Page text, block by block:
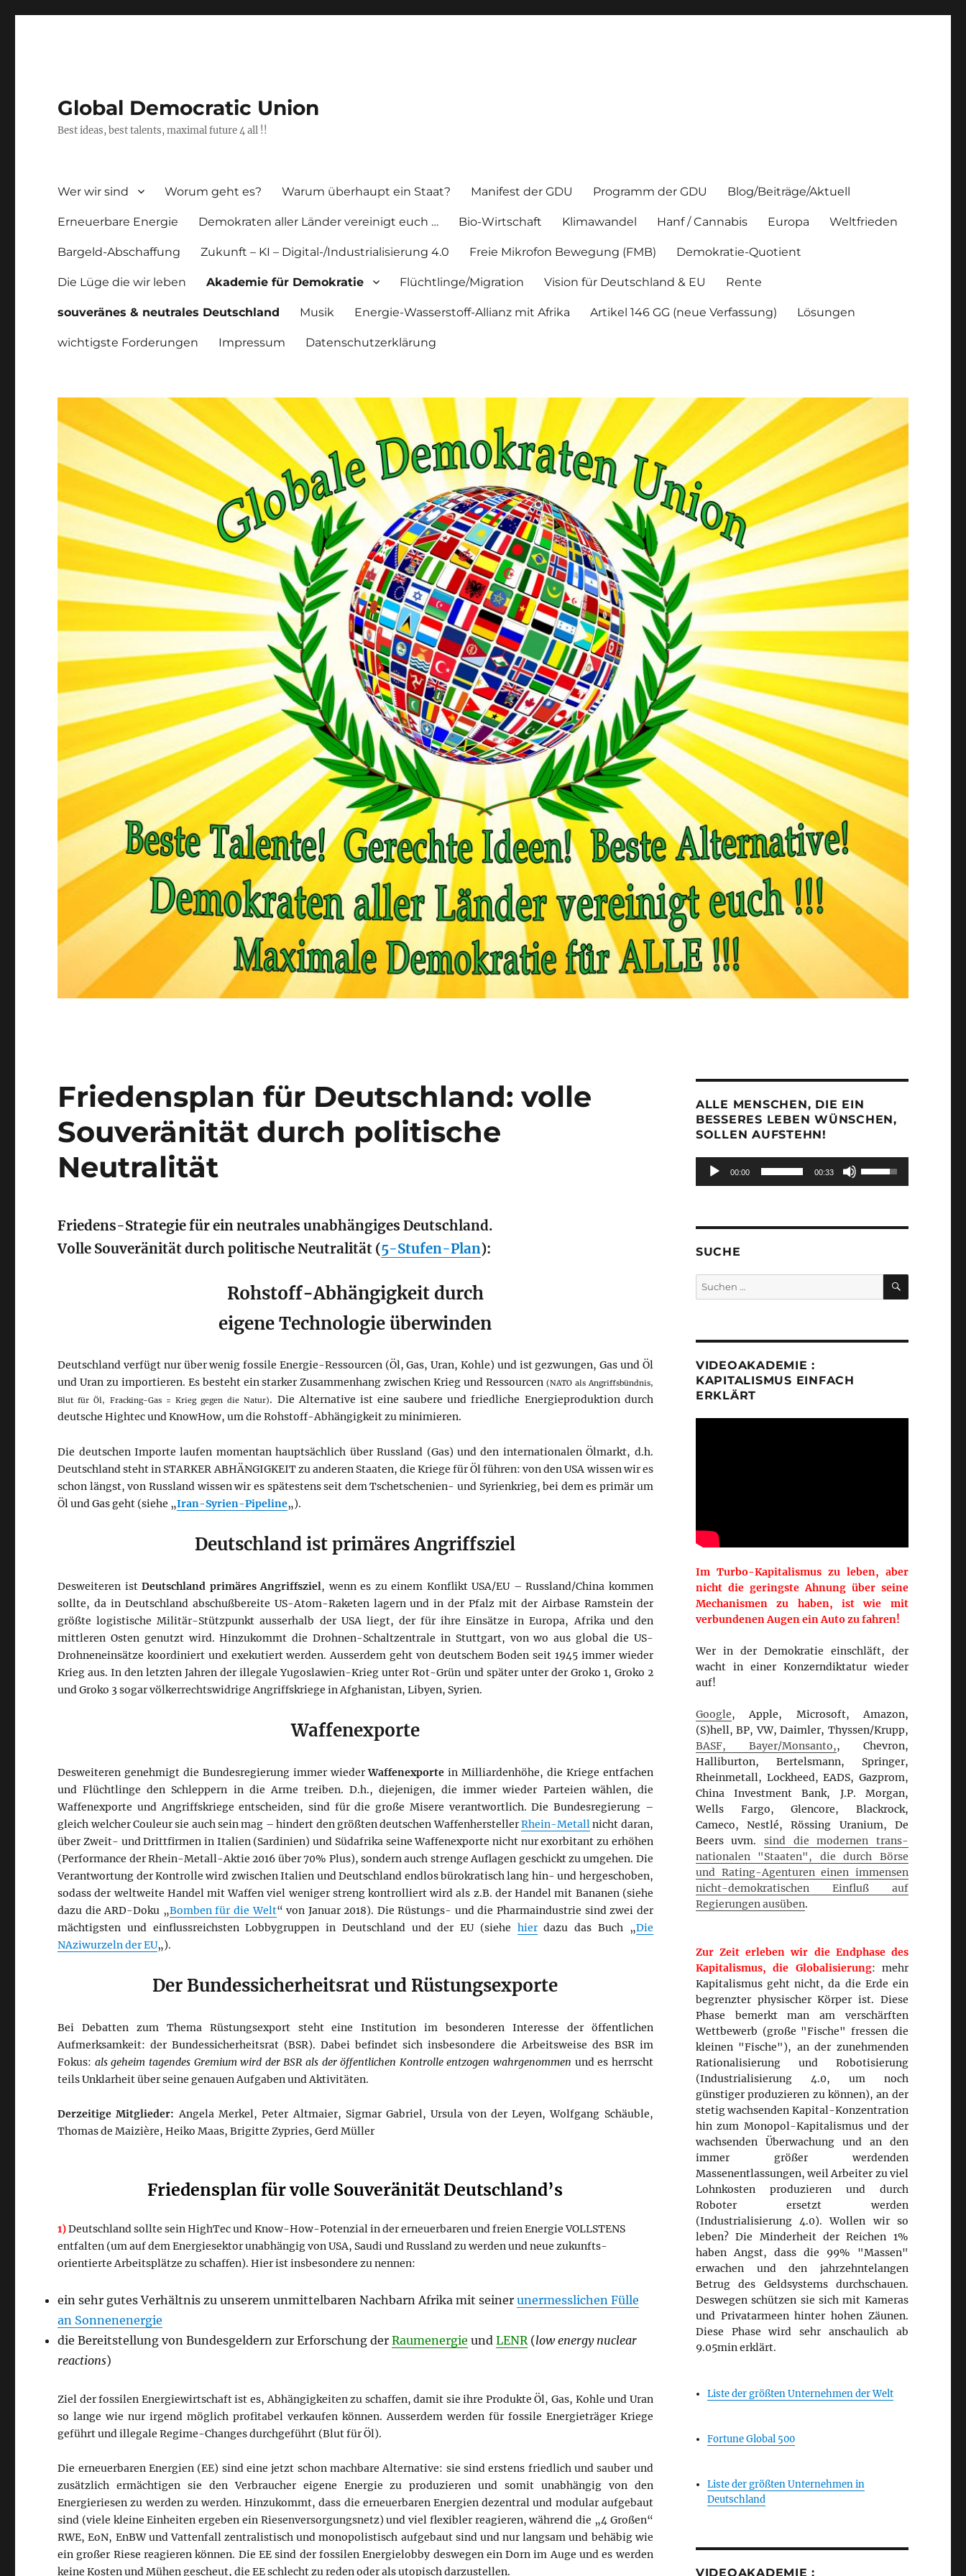
Global Democratic Union
Best ideas, best talents, maximal future 4 all !!
Wer wir sind Worum geht es? Warum überhaupt ein Staat? Manifest der GDU Programm der GDU Blog/Beiträge/Aktuell
Erneuerbare Energie Demokraten aller Länder vereinigt euch … Bio-Wirtschaft Klimawandel Hanf / Cannabis Europa Weltfrieden
Bargeld-Abschaffung Zukunft – KI – Digital-/Industrialisierung 4.0 Freie Mikrofon Bewegung (FMB) Demokratie-Quotient
Die Lüge die wir leben Akademie für Demokratie Flüchtlinge/Migration Vision für Deutschland & EU Rente
souveränes & neutrales Deutschland Musik Energie-Wasserstoff-Allianz mit Afrika Artikel 146 GG (neue Verfassung) Lösungen
wichtigste Forderungen Impressum Datenschutzerklärung
Friedensplan für Deutschland: volle
Souveränität durch politische
Neutralität
Friedens-Strategie für ein neutrales unabhängiges Deutschland.
Volle Souveränität durch politische Neutralität (5-Stufen-Plan):
Rohstoff-Abhängigkeit durch
eigene Technologie überwinden
Deutschland verfügt nur über wenig fossile Energie-Ressourcen (Öl, Gas, Uran, Kohle) und ist gezwungen, Gas und Öl
und Uran zu importieren. Es besteht ein starker Zusammenhang zwischen Krieg und Ressourcen (NATO als Angriffsbündnis,
Blut für Öl, Fracking-Gas = Krieg gegen die Natur). Die Alternative ist eine saubere und friedliche Energieproduktion durch
deutsche Hightec und KnowHow, um die Rohstoff-Abhängigkeit zu minimieren.
Die deutschen Importe laufen momentan hauptsächlich über Russland (Gas) und den internationalen Ölmarkt, d.h.
Deutschland steht in STARKER ABHÄNGIGKEIT zu anderen Staaten, die Kriege für Öl führen: von den USA wissen wir es
schon längst, von Russland wissen wir es spätestens seit dem Tschetschenien- und Syrienkrieg, bei dem es primär um
Öl und Gas geht (siehe „Iran-Syrien-Pipeline„).
Deutschland ist primäres Angriffsziel
Desweiteren istDeutschland primäres Angriffsziel, wenn es zu einem Konflikt USA/EU – Russland/China kommen
sollte, da in Deutschland abschußbereite US-Atom-Raketen lagern und in der Pfalz mit der Airbase Ramstein der
größte logistische Militär-Stützpunkt ausserhalb der USA liegt, der für ihre Einsätze in Europa, Afrika und den
mittleren Osten genutzt wird. Hinzukommt die Drohnen-Schaltzentrale in Stuttgart, von wo aus global die US-
Drohneneinsätze koordiniert und exekutiert werden. Ausserdem geht von deutschem Boden seit 1945 immer wieder
Krieg aus. In den letzten Jahren der illegale Yugoslawien-Krieg unter Rot-Grün und später unter der Groko 1, Groko 2
und Groko 3 sogar völkerrechtswidrige Angriffskriege in Afghanistan, Libyen, Syrien.
Waffenexporte
Desweiteren genehmigt die Bundesregierung immer wiederWaffenexporte in Milliardenhöhe, die Kriege entfachen
und Flüchtlinge den Schleppern in die Arme treiben. D.h., diejenigen, die immer wieder Parteien wählen, die
Waffenexporte und Angriffskriege entscheiden, sind für die große Misere verantwortlich. Die Bundesregierung –
gleich welcher Couleur sie auch sein mag – hindert den größten deutschen WaffenherstellerRhein-Metallnicht daran,
über Zweit- und Drittfirmen in Italien (Sardinien) und Südafrika seine Waffenexporte nicht nur exorbitant zu erhöhen
(Performance der Rhein-Metall-Aktie 2016 über 70% Plus), sondern auch strenge Auflagen geschickt zu umgehen. Die
Verantwortung der Kontrolle wird zwischen Italien und Deutschland endlos bürokratisch lang hin- und hergeschoben,
sodass der weltweite Handel mit Waffen viel weniger streng kontrolliert wird als z.B. der Handel mit Bananen (siehe
dazu die ARD-Doku „Bomben für die Welt“ von Januar 2018). Die Rüstungs- und die Pharmaindustrie sind zwei der
mächtigsten und einflussreichsten Lobbygruppen in Deutschland und der EU (siehe hierdazu das Buch „Die
NAziwurzeln der EU„).
Der Bundessicherheitsrat und Rüstungsexporte
Bei Debatten zum Thema Rüstungsexport steht eine Institution im besonderen Interesse der öffentlichen
Aufmerksamkeit: der Bundessicherheitsrat (BSR). Dabei befindet sich insbesondere die Arbeitsweise des BSR im
Fokus: als geheim tagendes Gremium wird der BSR als der öffentlichen Kontrolle entzogen wahrgenommen und es herrscht
teils Unklarheit über seine genauen Aufgaben und Aktivitäten.
Derzeitige Mitglieder: Angela Merkel, Peter Altmaier, Sigmar Gabriel, Ursula von der Leyen, Wolfgang Schäuble,
Thomas de Maizière, Heiko Maas, Brigitte Zypries, Gerd Müller
Friedensplan für volle Souveränität Deutschland’s
1)Deutschland sollte sein HighTec und Know-How-Potenzial in der erneuerbaren und freien Energie VOLLSTENS
entfalten (um auf dem Energiesektor unabhängig von USA, Saudi und Russland zu werden und neue zukunfts-
orientierte Arbeitsplätze zu schaffen). Hier ist insbesondere zu nennen:
ein sehr gutes Verhältnis zu unserem unmittelbaren Nachbarn Afrika mit seinerunermesslichen Fülle
an Sonnenenergie
die Bereitstellung von Bundesgeldern zur Erforschung derRaumenergie undLENR (low energy nuclear
reactions)
Ziel der fossilen Energiewirtschaft ist es, Abhängigkeiten zu schaffen, damit sie ihre Produkte Öl, Gas, Kohle und Uran
so lange wie nur irgend möglich profitabel verkaufen können. Ausserdem werden für fossile Energieträger Kriege
geführt und illegale Regime-Changes durchgeführt (Blut für Öl).
Die erneuerbaren Energien (EE) sind eine jetzt schon machbare Alternative: sie sind erstens friedlich und sauber und
zusätzlich ermächtigen sie den Verbraucher eigene Energie zu produzieren und somit unabhängig von den
Energieriesen zu werden zu werden. Hinzukommt, dass die erneuerbaren Energien dezentral und modular aufgebaut
sind (viele kleine Einheiten ergeben ein Riesenversorgungsnetz) und viel flexibler reagieren, während die „4 Großen“
RWE, EoN, EnBW und Vattenfall zentralistisch und monopolistisch aufgebaut sind und nur langsam und behäbig wie
ein großer Riese reagieren können. Die EE sind der fossilen Energielobby deswegen ein Dorn im Auge und es werden
keine Kosten und Mühen gescheut, die EE schlecht zu reden oder als utopisch darzustellen.
ALLE MENSCHEN, DIE EIN
BESSERES LEBEN WÜNSCHEN,
SOLLEN AUFSTEHN!
Audio-
Player
00:00 00:33
die
SUCHE
Suchen
nach:
SUCHEN
VIDEOAKADEMIE :
KAPITALISMUS EINFACH
ERKLÄRT
Im Turbo-Kapitalismus zu leben, aber
nicht die geringste Ahnung über seine
Mechanismen zu haben, ist wie mit
verbundenen Augen ein Auto zu fahren!
Wer in der Demokratie einschläft, der
wacht in einer Konzerndiktatur wieder
auf!
Google, Apple, Microsoft, Amazon,
(S)hell, BP, VW, Daimler, Thyssen/Krupp,
BASF, Bayer/Monsanto,, Chevron,
Halliburton, Bertelsmann, Springer,
Rheinmetall, Lockheed, EADS, Gazprom,
China Investment Bank, J.P. Morgan,
Wells Fargo, Glencore, Blackrock,
Cameco, Nestlé, Rössing Uranium, De
Beers uvm.sind die modernen trans-
nationalen "Staaten", die durch Börse
und Rating-Agenturen einen immensen
nicht-demokratischen Einfluß auf
Regierungen ausüben.
Zur Zeit erleben wir die Endphase des
Kapitalismus, die Globalisierung: mehr
Kapitalismus geht nicht, da die Erde ein
begrenzter physischer Körper ist. Diese
Phase bemerkt man am verschärften
Wettbewerb (große "Fische" fressen die
kleinen "Fische"), an der zunehmenden
Rationalisierung und Robotisierung
(Industrialisierung 4.0, um noch
günstiger produzieren zu können), an der
stetig wachsenden Kapital-Konzentration
hin zum Monopol-Kapitalismus und der
wachsenden Überwachung und an den
immer größer werdenden
Massenentlassungen, weil Arbeiter zu viel
Lohnkosten produzieren und durch
Roboter ersetzt werden
(Industrialisierung 4.0). Wollen wir so
leben? Die Minderheit der Reichen 1%
haben Angst, dass die 99% "Massen"
erwachen und den jahrzehntelangen
Betrug des Geldsystems durchschauen.
Deswegen schützen sie sich mit Kameras
und Privatarmeen hinter hohen Zäunen.
Diese Phase wird sehr anschaulich ab
9.05min erklärt.
Liste der größten Unternehmen der Welt
Fortune Global 500
Liste der größten Unternehmen in
Deutschland
VIDEOAKADEMIE :